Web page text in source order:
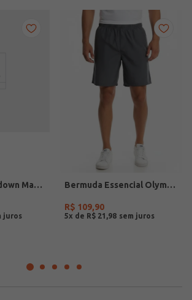
Bermuda Touchdown Masculina CINZA Bermuda Essencial Olympikus Masculina CINZA
R$ 109,90
5x de R$ 21 98